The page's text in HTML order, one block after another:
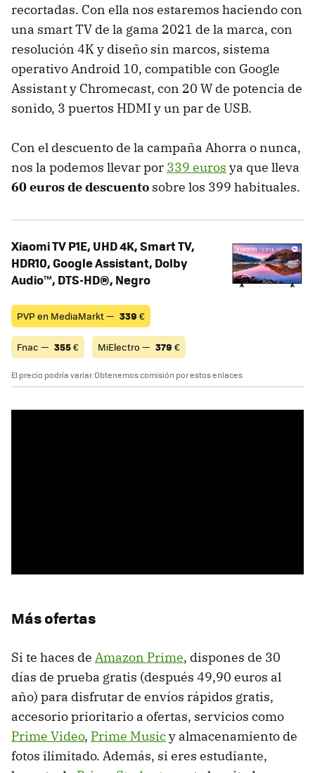
recortadas. Con ella nos estaremos haciendo con
una smart TV de la gama 2021 de la marca, con
resolución 4K y diseño sin marcos, sistema
operativo Android 10, compatible con Google
Assistant y Chromecast, con 20 W de potencia de
sonido, 3 puertos HDMI y un par de USB.
Con el descuento de la campaña Ahorra o nunca,
nos la podemos llevar por 339 euros ya que lleva
60 euros de descuento sobre los 399 habituales.
Xiaomi TV P1E, UHD 4K, Smart TV,
HDR10, Google Assistant, Dolby
Audio™, DTS-HD®, Negro
PVP en MediaMarkt — 339 €
Fnac — 355€ MiElectro — 379 €
El precio podría variar. Obtenemos comisión por estos enlaces
Más ofertas
Si te haces de Amazon Prime, dispones de 30
días de prueba gratis (después 49,90 euros al
año) para disfrutar de envíos rápidos gratis,
accesorio prioritario a ofertas, servicios como
Prime Video, Prime Musicy almacenamiento de
fotos ilimitado. Además, si eres estudiante,